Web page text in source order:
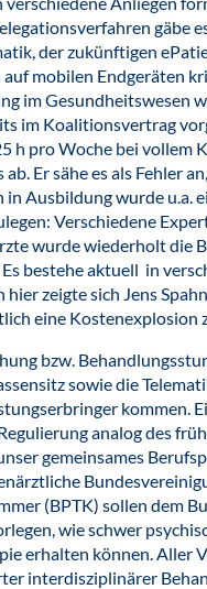
gäbe
der zukünftigen
mobilen Endgeräten
im Gesundheitswesen
im Koalitionsvertrag
h pro Woche bei vollem
Er sähe es als Fehler
in Ausbildung wurde
Verschiedene
wurde wiederholt die
bestehe aktuell in
zeigte sich Jens
eine Kostenexplosion
bzw.
sowie die
kommen.
analog des
gemeinsames
(BPTK) sollen dem
wie schwer
erhalten können. Aller
interdisziplinärer